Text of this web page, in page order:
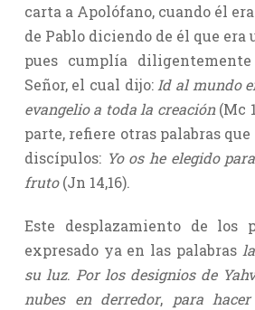
carta a Apolófano, cuando él
de Pablo diciendo de él que era
pues cumplía
Señor, el cual dijo: Id al mundo
evangelio a toda la creación(Mc
parte, refiere otras palabras
discípulos: Yo os he elegido
fruto(Jn 14,16).
Este desplazamiento de los
expresado ya en las palabras
su luz. Por los designios de
nubes en derredor, para